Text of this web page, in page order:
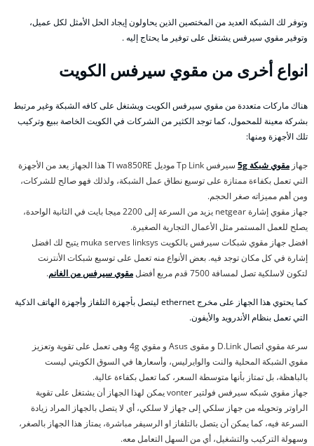
وتوفر لك الشبكة العديد من المختصين الذين يحاولون إيجاد الحل الأمثل لكل عميل،
وتوفير مقوي سيرفس يشتغل على توفير ما يحتاج إليه .
انواع أخرى من مقوي سيرفس الكويت
هناك ماركات متعددة من مقوي سيرفس الكويت ويشتغل على كافه الشبكة وغير مرتبط
بشركة معينة للمحمول، كما توجد الكثير من الشركات في الكويت الخاصة ببيع وتركيب
تلك الأجهزة ومنها:
جهاز مقوي شبكة 5g
سيرفس Tp Link موديل Tl wa850RE هذا الجهاز يعد من الأجهزة
التي تعمل بكفاءة ممتازة على توسيع نطاق عمل الشبكة، ولذلك فهو صالح للشركات،
ومن أهم مميزاته صغر الحجم.
جهاز مقوي إشارة netgear يزيد من السرعة إلى 2200 ميجا بايت في الثانية الواحدة،
يصلح للعمل المستمر مثل الأعمال التجارية الصغيرة.
افضل جهاز مقوي شبكات سيرفس بالكويت muka serves linksys يتيح لك افضل
إشارة في كل مكان توجد فيه. بعض الأنواع منه تعمل على توسيع شبكات الأنترنت
لتكون لاسلكية تصل لمسافة 7500 قدم مربع أفضل
مقوي سيرفس من الغانم.
كما يحتوي هذا الجهاز على مخرج ethernet ليتصل بأجهزة التلفاز وأجهزة الهاتف الذكية
التي تعمل بنظام الأندرويد والأيفون.
سرعة مقوي اتصال D.Link و مقوى Asus و مقوي 4g وهى تعمل على تقوية وتعزيز
مقوي الشبكة المحلية والنت والوايرليس، وأسعارها في السوق الكويتي ليست
بالباهظة، بل تمتاز بأنها متوسطة السعر، كما تعمل بكفاءة عالية.
جهاز مقوي شبكه سيرفس فولتير vonter يمكن لهذا الجهاز أن يشتغل على تقوية
الراوتر وتحويله من جهاز سلكي إلى جهاز لا سلكي، أي لا يتصل بالجهاز المراد زيادة
السرعة فيه، كما يمكن أن يتصل بالتلفاز او الرسيفر مباشرة، يمتاز هذا الجهاز بالصغر،
وسهولة التركيب والتشغيل، أي من السهل التعامل معه.